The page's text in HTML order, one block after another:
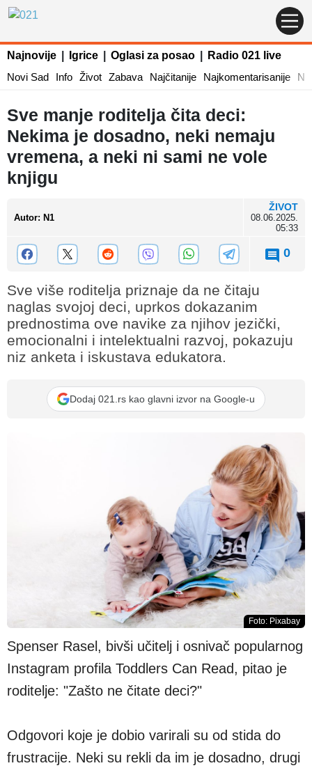
Najnovije Igrice Oglasi za posao
Radio 021 live
Novi Sad
Info Život Zabava Najčitanije Najkomentarisanije
Sve manje roditelja čita deci:
Nekima je dosadno, neki nemaju
vremena, a neki ni sami ne vole
knjigu
Autor: N1
ŽIVOT
08.06.2025.
05:33
0
Sve više roditelja priznaje da ne čitaju
naglas svojoj deci, uprkos dokazanim
prednostima ove navike za njihov jezički,
emocionalni i intelektualni razvoj, pokazuju
niz anketa i iskustava edukatora.
Dodaj 021.rs kao glavni izvor na Google-u
Foto: Pixabay
Spenser Rasel, bivši učitelj i osnivač popularnog
Instagram profila Toddlers Can Read, pitao je
roditelje: "Zašto ne čitate deci?"
Odgovori koje je dobio varirali su od stida do
frustracije. Neki su rekli da im je dosadno, drugi